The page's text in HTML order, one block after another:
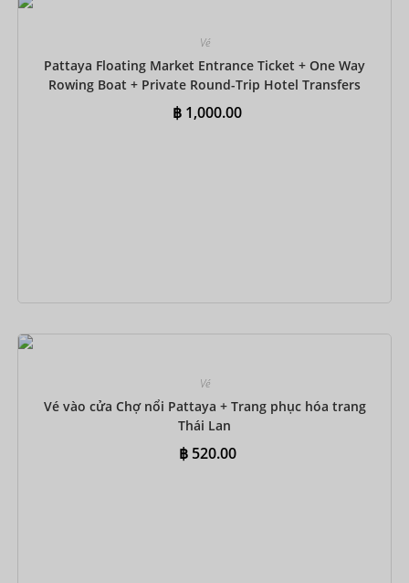
Vé
Pattaya Floating Market Entrance Ticket + One Way
Rowing Boat + Private Round-Trip Hotel Transfers
฿ 1,000.00
Đặt ngay
Vé
Vé vào cửa Chợ nổi Pattaya + Trang phục hóa trang
Thái Lan
฿520.00